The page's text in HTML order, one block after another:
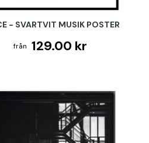
- SVARTVIT MUSIK POSTER
129.00 kr